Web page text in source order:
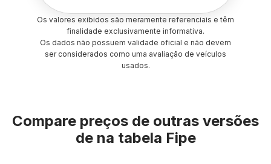
Os valores exibidos são meramente referenciais e têm
finalidade exclusivamente informativa.
Os dados não possuem validade oficial e não devem
ser considerados como uma avaliação de veículos
usados.
Compare preços de outras versões
de na tabela Fipe